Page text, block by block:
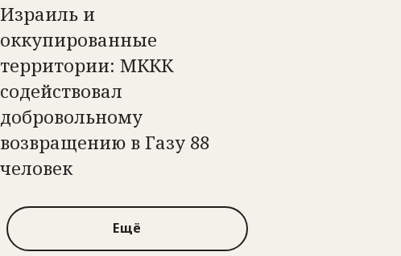
Израиль и
оккупированные
территории: МККК
содействовал
добровольному
возвращению в Газу 88
человек
Ещё